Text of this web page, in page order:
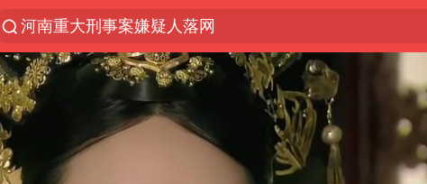
河南重大刑事案嫌疑人落网
光影经济撬动暑期消费新蓝海
浙江上海等地有大雨或暴雨
西湖突现狂风暴雨 游客瞬间被浇透
金饰克价一夜涨回1300元